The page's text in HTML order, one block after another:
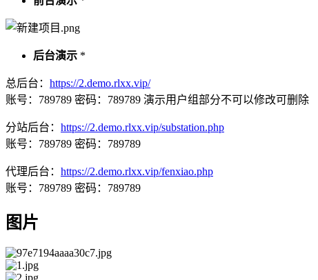
后台演示 *
总后台： https://2.demo.rlxx.vip/
账号：789789 密码：789789 演示用户组部分不可以修改可删除
分站后台： https://2.demo.rlxx.vip/substation.php
账号：789789 密码：789789
代理后台： https://2.demo.rlxx.vip/fenxiao.php
账号：789789 密码：789789
图片